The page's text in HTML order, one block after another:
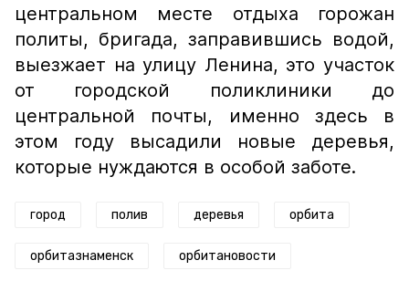
центральном месте отдыха горожан
политы, бригада, заправившись водой,
выезжает на улицу Ленина, это участок
от городской поликлиники до
центральной почты, именно здесь в
этом году высадили новые деревья,
которые нуждаются в особой заботе.
город полив деревья орбита
орбитазнаменск орбитановости